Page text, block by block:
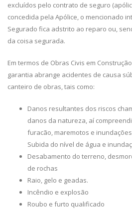
excluídos pelo contrato de seguro
concedida pela Apólice, o mencionado
Segurado fica adstrito ao reparo ou,
da coisa segurada.
Em termos de Obras Civis em
garantia abrange acidentes de causa
canteiro de obras, tais como:
Danos resultantes dos riscos
danos da natureza, aí
furacão, maremotos e
Subida do nível de água e
Desabamento do terreno,
de rochas
Raio, gelo e geadas.
Incêndio e explosão
Roubo e furto qualificado